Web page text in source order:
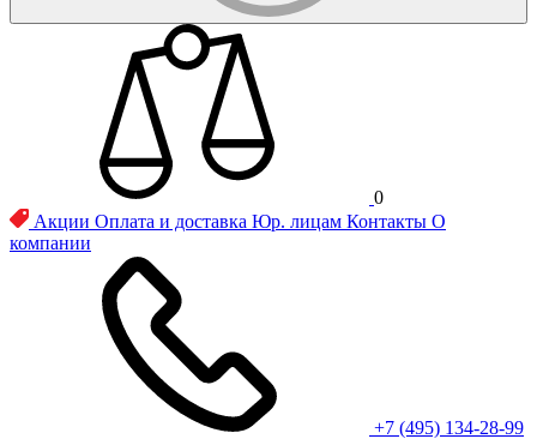
0
Акции Оплата и доставка Юр. лицам Контакты О
компании
+7 (495) 134-28-99